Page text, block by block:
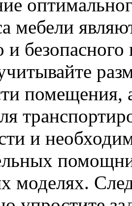
мебели
и
помещения,
и
моделях.